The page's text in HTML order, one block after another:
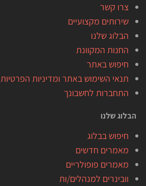
צרו קשר
שירותים מקצועיים
הבלוג שלנו
החנות המקוונת
חיפוש באתר
תנאי השימוש באתר ומדיניות הפרטיות
התחברות לחשבונך
הבלוג שלנו
חיפוש בבלוג
מאמרים חדשים
מאמרים פופולריים
וובינרים למנהלים/ות